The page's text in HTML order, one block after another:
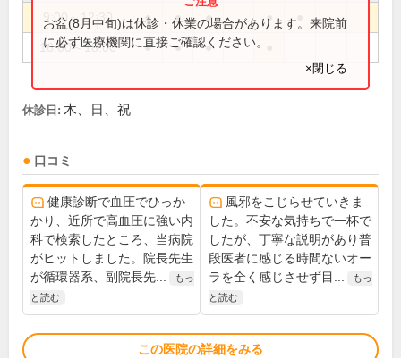
9:00～12:30 ● ● ● ●
16:00～18:00 ● ● ●
お盆(8月中旬)は休診・休業の場合があります。来院前
に必ず医療機関に直接ご確認ください。
×閉じる
休診日: 木、日、祝
口コミ
健康診断で血圧でひっか
かり、近所で高血圧に強い内
科で検索したところ、当病院
がヒットしました。院長先生
が循環器系、副院長先...
もっ
と読む
風邪をこじらせていきま
した。不安な気持ちで一杯で
したが、丁寧な説明があり普
段医者に感じる時間ないオー
ラを全く感じさせず目...
もっ
と読む
この医院の詳細をみる